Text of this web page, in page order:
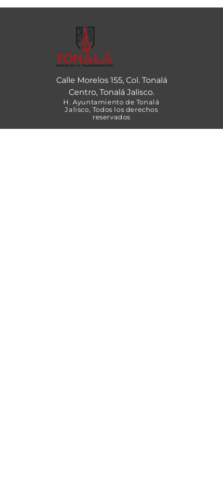
Calle Morelos 155, Col. Tonalá
Centro, Tonalá Jalisco.
H. Ayuntamiento de Tonalá
Jalisco, Todos los derechos
reservados